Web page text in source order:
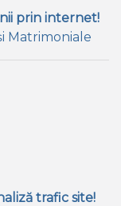
prin internet!
Matrimoniale
trafic site!